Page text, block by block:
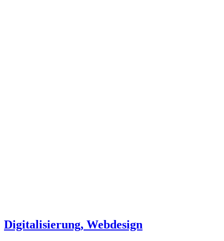
Digitalisierung, Webdesign